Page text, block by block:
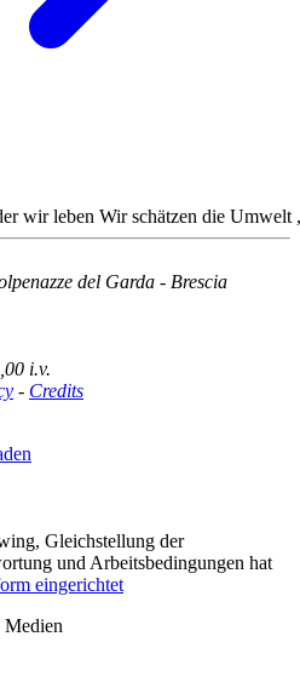
wir leben Wir schätzen die Umwelt
del Garda - Brescia
i.v.
- Credits
Gleichstellung der
und Arbeitsbedingungen hat
eingerichtet
Medien